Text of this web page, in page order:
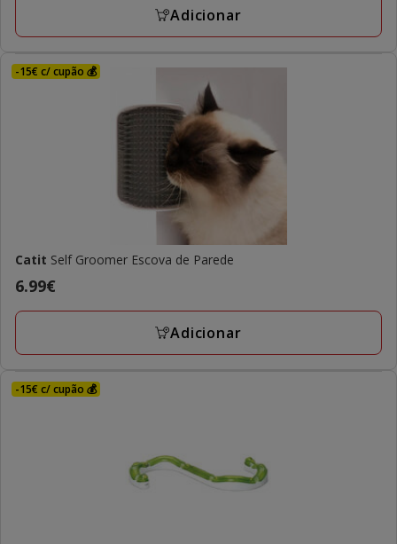
Adicionar
-15€ c/ cupão 💰
Catit Self Groomer Escova de Parede
Preço
6.99€
6.99€
Adicionar
-15€ c/ cupão 💰